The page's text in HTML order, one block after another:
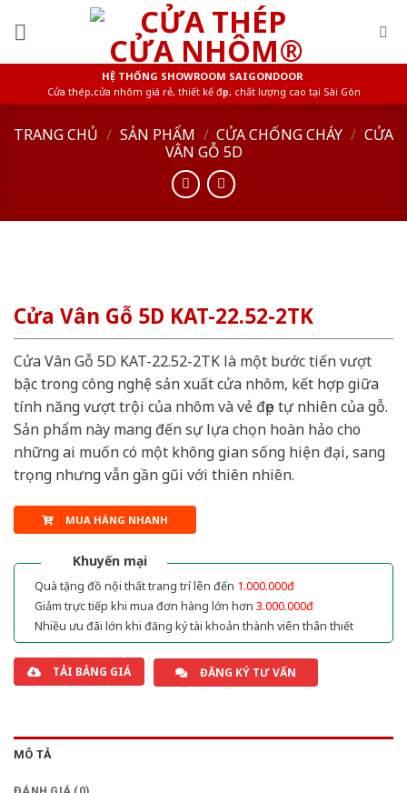
HỆ THỐNG SHOWROOM SAIGONDOOR
Cửa thép,cửa nhôm giá rẻ, thiết kế đẹp, chất lượng cao tại Sài Gòn
TRANG CHỦ / SẢN PHẨM / CỬA CHỐNG CHÁY / CỬA
VÂN GỖ 5D
Cửa Vân Gỗ 5D KAT-22.52-2TK
Cửa Vân Gỗ 5D KAT-22.52-2TK là một bước tiến vượt
bậc trong công nghệ sản xuất cửa nhôm, kết hợp giữa
tính năng vượt trội của nhôm và vẻ đẹp tự nhiên của gỗ.
Sản phẩm này mang đến sự lựa chọn hoàn hảo cho
những ai muốn có một không gian sống hiện đại, sang
trọng nhưng vẫn gần gũi với thiên nhiên.
MUA HÀNG NHANH
Khuyến mại
Quà tặng đồ nội thất trang trí lên đến 1.000.000đ
Giảm trực tiếp khi mua đơn hàng lớn hơn 3.000.000đ
Nhiều ưu đãi lớn khi đăng ký tài khoản thành viên thân thiết
TẢI BẢNG GIÁ ĐĂNG KÝ TƯ VẤN
MÔ TẢ